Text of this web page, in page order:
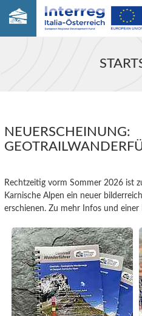
NEUERSCHEINUNG:
Rechtzeitig vorm Sommer 2026 ist
Karnische Alpen ein neuer
erschienen. Zu mehr Infos und einer